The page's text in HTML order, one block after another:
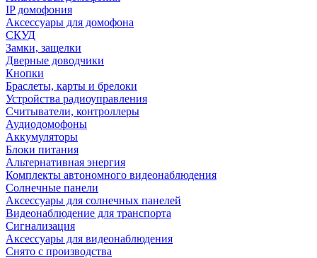
IP домофония
Аксессуары для домофона
СКУД
Замки, защелки
Дверные доводчики
Кнопки
Браслеты, карты и брелоки
Устройства радиоуправления
Считыватели, контроллеры
Аудиодомофоны
Аккумуляторы
Блоки питания
Альтернативная энергия
Комплекты автономного видеонаблюдения
Солнечные панели
Аксессуары для солнечных панелей
Видеонаблюдение для транспорта
Сигнализация
Аксессуары для видеонаблюдения
Снято с производства